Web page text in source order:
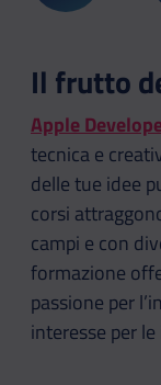
Il frutto
Apple
tecnica e
delle tue idee
corsi
campi e con
formazione
passione per
interesse per